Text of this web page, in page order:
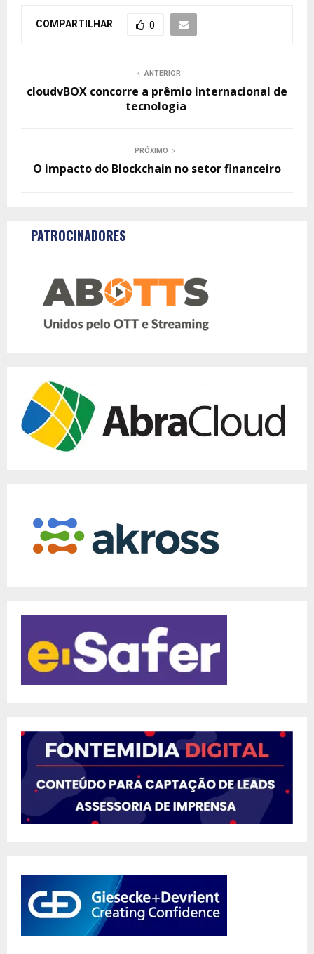
COMPARTILHAR 0
ANTERIOR
cloudvBOX concorre a prêmio internacional de
tecnologia
PRÓXIMO
O impacto do Blockchain no setor financeiro
PATROCINADORES